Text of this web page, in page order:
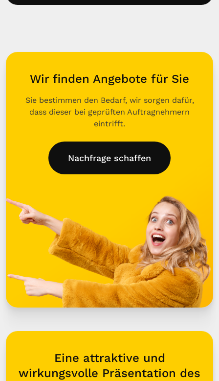
Wir finden Angebote für Sie
Sie bestimmen den Bedarf, wir sorgen dafür,
dass dieser bei geprüften Auftragnehmern
eintrifft.
Nachfrage schaffen
Eine attraktive und
wirkungsvolle Präsentation des